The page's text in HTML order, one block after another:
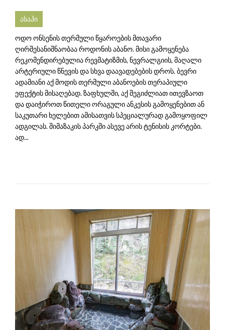
ასაჰი
ოდო ონსენის თერმული წყაროების მთავარი
ღირშესანიშნაობაა როდონის აბანო. მისი გამოყენება
რეკომენდირებულია რევმატიზმის, ნევრალგიის, მაღალი
არტერიული წნევის და სხვა დაავადებების დროს. ბევრი
ადამიანი აქ მოდის თერმული აბანოების თერაპიული
ეფექტის მისაღებად. ზაფხულში, აქ შეგიძლიათ ითევზაოთ
და დაიჭიროთ წითელი ორაგული ანკესის გამოყენებით ან
საკუთარი ხელებით ამისათვის სპეციალურად გამოყოფილ
ადგილას. შიმაზაკის პარკში ასევე არის ტენისის კორტები.
ად...